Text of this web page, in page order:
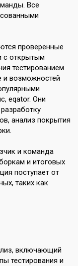
Все
проверенные
с открытым
тестированием
и возможностей
eqator. Они
анализ покрытия
и команда
и итоговых
поступает от
таких как
включающий
тестирования и